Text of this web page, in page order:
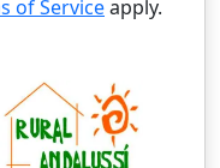
of Serviceapply.